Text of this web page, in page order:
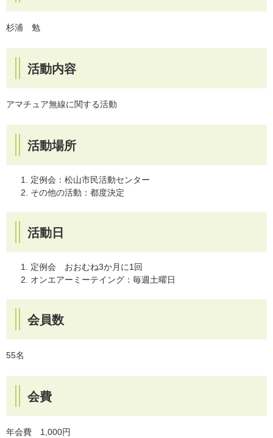
杉浦 勉
活動内容
アマチュア無線に関する活動
活動場所
定例会：松山市民活動センター
その他の活動：都度決定
活動日
定例会 おおむね3か月に1回
オンエアーミーテイング：毎週土曜日
会員数
55名
会費
年会費 1,000円